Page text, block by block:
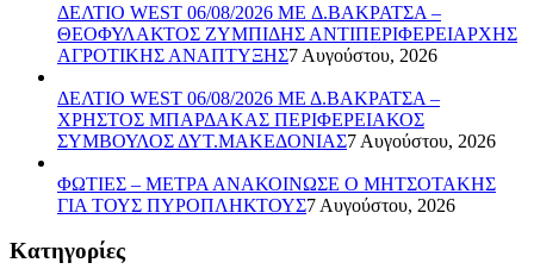
ΔΕΛΤΙΟ WEST 06/08/2026 ME Δ.ΒΑΚΡΑΤΣΑ –
ΘΕΟΦΥΛΑΚΤΟΣ ΖΥΜΠΙΔΗΣ ΑΝΤΙΠΕΡΙΦΕΡΕΙΑΡΧΗΣ
ΑΓΡΟΤΙΚΗΣ ΑΝΑΠΤΥΞΗΣ7 Αυγούστου, 2026
ΔΕΛΤΙΟ WEST 06/08/2026 ΜΕ Δ.ΒΑΚΡΑΤΣΑ –
ΧΡΗΣΤΟΣ ΜΠΑΡΔΑΚΑΣ ΠΕΡΙΦΕΡΕΙΑΚΟΣ
ΣΥΜΒΟΥΛΟΣ ΔΥΤ.ΜΑΚΕΔΟΝΙΑΣ7 Αυγούστου, 2026
ΦΩΤΙΕΣ – ΜΕΤΡΑ ΑΝΑΚΟΙΝΩΣΕ Ο ΜΗΤΣΟΤΑΚΗΣ
ΓΙΑ ΤΟΥΣ ΠΥΡΟΠΛΗΚΤΟΥΣ7 Αυγούστου, 2026
Kατηγορίες